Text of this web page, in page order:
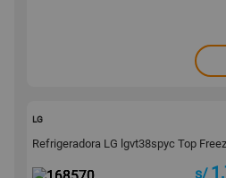
LG
Refrigeradora LG lgvt38spyc Top
s/